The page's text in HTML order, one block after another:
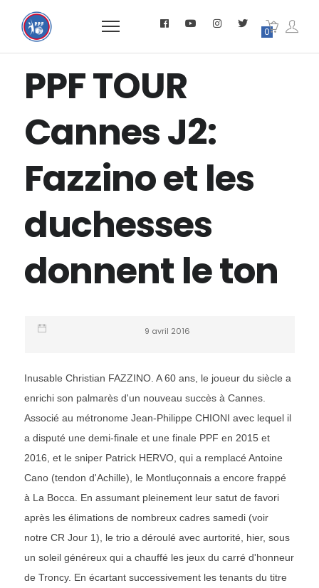
0
PPF TOUR
Cannes J2:
Fazzino et les
duchesses
donnent le ton
9 avril 2016
Inusable Christian FAZZINO. A 60 ans, le joueur du siècle a
enrichi son palmarès d'un nouveau succès à Cannes.
Associé au métronome Jean-Philippe CHIONI avec lequel il
a disputé une demi-finale et une finale PPF en 2015 et
2016, et le sniper Patrick HERVO, qui a remplacé Antoine
Cano (tendon d'Achille), le Montluçonnais a encore frappé
à La Bocca. En assumant pleinement leur satut de favori
après les élimations de nombreux cadres samedi (voir
notre CR Jour 1), le trio a déroulé avec aurtorité, hier, sous
un soleil généreux qui a chauffé les jeux du carré d'honneur
de Troncy. En écartant successivement les tenants du titre